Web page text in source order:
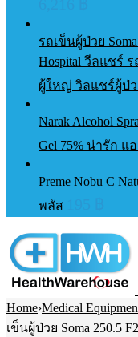
รถเข็นผู้ป่วย Soma
Hospital วีลแชร์
ผู้ใหญ่ วิลแชร์ผู้ป่
Narak Alcohol
Gel 75% น่ารัก แ
Preme Nobu C
พลัส
Home›Medical
เข็นผู้ป่วย Soma 250.5